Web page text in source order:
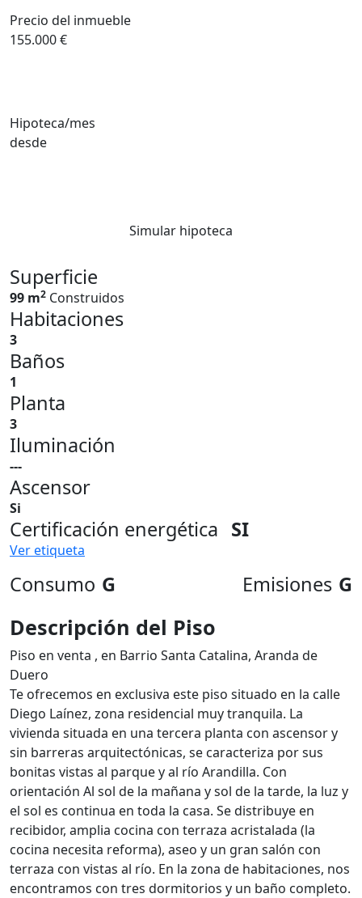
Precio del inmueble
155.000 €
Hipoteca/mes
desde
Simular hipoteca
Superficie
99 m2 Construidos
Habitaciones
3
Baños
1
Planta
3
Iluminación
---
Ascensor
Si
Certificación energética SI
Ver etiqueta
Consumo G Emisiones G
Descripción del Piso
Piso en venta , en Barrio Santa Catalina, Aranda de
Duero
Te ofrecemos en exclusiva este piso situado en la calle
Diego Laínez, zona residencial muy tranquila. La
vivienda situada en una tercera planta con ascensor y
sin barreras arquitectónicas, se caracteriza por sus
bonitas vistas al parque y al río Arandilla. Con
orientación Al sol de la mañana y sol de la tarde, la luz y
el sol es continua en toda la casa. Se distribuye en
recibidor, amplia cocina con terraza acristalada (la
cocina necesita reforma), aseo y un gran salón con
terraza con vistas al río. En la zona de habitaciones, nos
encontramos con tres dormitorios y un baño completo.